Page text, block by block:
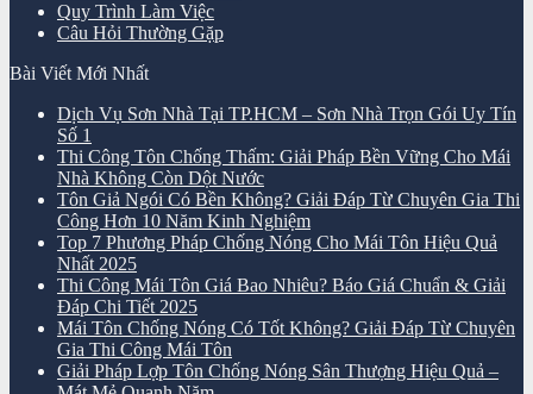
Quy Trình Làm Việc
Câu Hỏi Thường Gặp
Bài Viết Mới Nhất
Dịch Vụ Sơn Nhà Tại TP.HCM – Sơn Nhà Trọn Gói Uy Tín
Số 1
Thi Công Tôn Chống Thấm: Giải Pháp Bền Vững Cho Mái
Nhà Không Còn Dột Nước
Tôn Giả Ngói Có Bền Không? Giải Đáp Từ Chuyên Gia Thi
Công Hơn 10 Năm Kinh Nghiệm
Top 7 Phương Pháp Chống Nóng Cho Mái Tôn Hiệu Quả
Nhất 2025
Thi Công Mái Tôn Giá Bao Nhiêu? Báo Giá Chuẩn & Giải
Đáp Chi Tiết 2025
Mái Tôn Chống Nóng Có Tốt Không? Giải Đáp Từ Chuyên
Gia Thi Công Mái Tôn
Giải Pháp Lợp Tôn Chống Nóng Sân Thượng Hiệu Quả –